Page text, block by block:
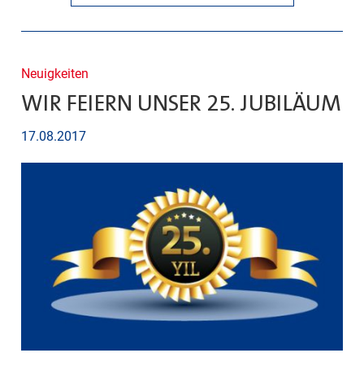
Neuigkeiten
WIR FEIERN UNSER 25. JUBILÄUM
17.08.2017